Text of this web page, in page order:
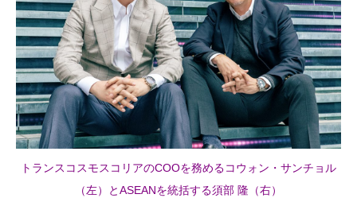
トランスコスモスコリアのCOOを務めるコウォン・サンチョル
（左）とASEANを統括する須部 隆（右）